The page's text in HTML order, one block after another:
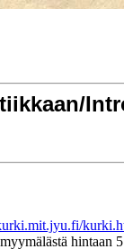
hintaan